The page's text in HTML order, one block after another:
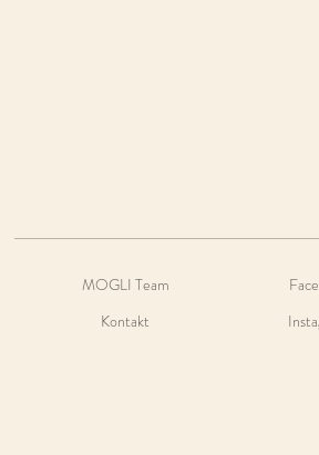
MOGLI Team
Kontakt